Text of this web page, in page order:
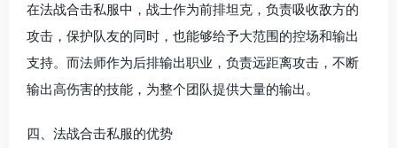
在法战合击私服中，战士作为前排坦克，负责吸收敌方的
攻击，保护队友的同时，也能够给予大范围的控场和输出
支持。而法师作为后排输出职业，负责远距离攻击，不断
输出高伤害的技能，为整个团队提供大量的输出。
四、法战合击私服的优势